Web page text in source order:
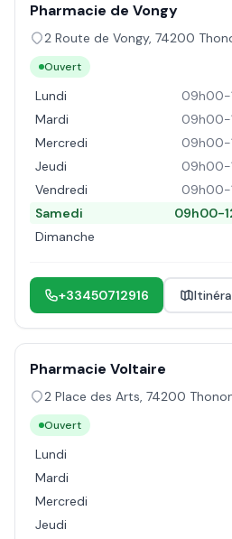
Pharmacie de Vongy
2 Route de Vongy, 74200
Ouvert
Lundi
09h00-
Mardi
09h00-
Mercredi
09h00-
Jeudi
09h00-
Vendredi
09h00-
Samedi
09h00-
Dimanche
+33450712916
Pharmacie Voltaire
2 Place des Arts, 74200
Ouvert
Lundi
Mardi
Mercredi
Jeudi